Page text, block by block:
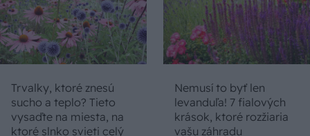
Trvalky, ktoré znesú
sucho a teplo? Tieto
vysaďte na miesta, na
ktoré slnko svieti celý
Nemusí to byť len
levanduľa! 7 fialových
krások, ktoré rozžiaria
vašu záhradu